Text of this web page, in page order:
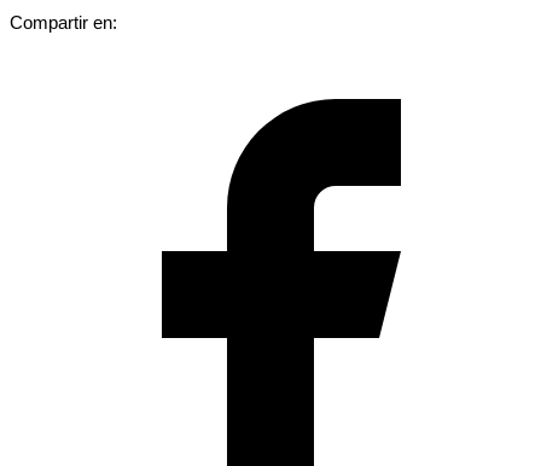
Compartir en: